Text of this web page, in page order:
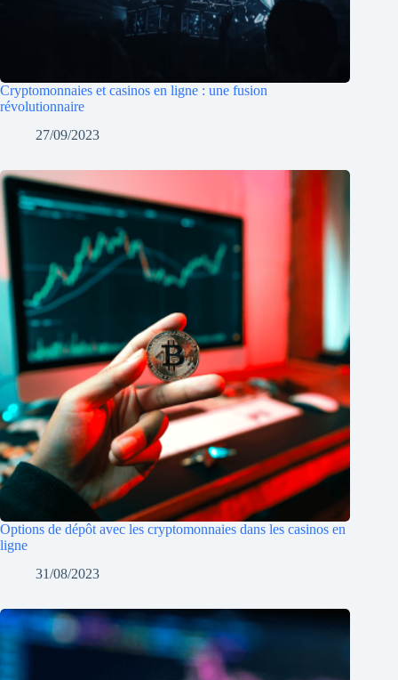
Cryptomonnaies et casinos en ligne : une fusion
révolutionnaire
27/09/2023
Options de dépôt avec les cryptomonnaies dans les casinos en
ligne
31/08/2023